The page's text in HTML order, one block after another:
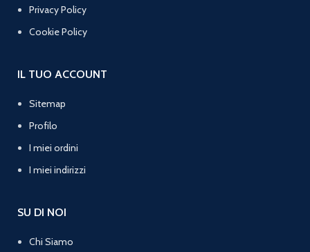
Privacy Policy
Cookie Policy
IL TUO ACCOUNT
Sitemap
Profilo
I miei ordini
I miei indirizzi
SU DI NOI
Chi Siamo